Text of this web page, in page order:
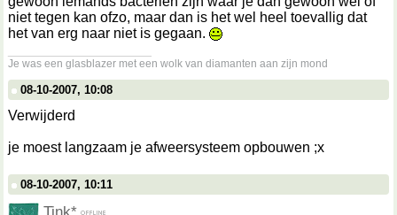
niet tegen kan ofzo, maar dan is het wel heel toevallig dat
het van erg naar niet is gegaan.
Je was een glasblazer met een wolk van diamanten aan zijn mond
08-10-2007, 10:08
Verwijderd
je moest langzaam je afweersysteem opbouwen ;x
08-10-2007, 10:11
Tink*